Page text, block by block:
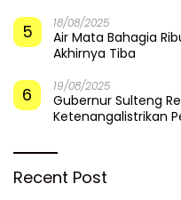
5 18/08/2025
Air Mata Bahagia
Akhirnya Tiba
6 19/08/2025
Gubernur Sulteng
Ketenangalistrikan
Recent Post